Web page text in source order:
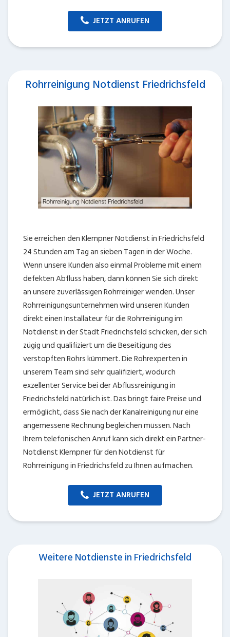
JETZT ANRUFEN
Rohrreinigung Notdienst Friedrichsfeld
Sie erreichen den Klempner Notdienst in Friedrichsfeld
24 Stunden am Tag an sieben Tagen in der Woche.
Wenn unsere Kunden also einmal Probleme mit einem
defekten Abfluss haben, dann können Sie sich direkt
an unsere zuverlässigen Rohrreiniger wenden. Unser
Rohrreinigungsunternehmen wird unseren Kunden
direkt einen Installateur für die Rohrreinigung im
Notdienst in der Stadt Friedrichsfeld schicken, der sich
zügig und qualifiziert um die Beseitigung des
verstopften Rohrs kümmert. Die Rohrexperten in
unserem Team sind sehr qualifiziert, wodurch
exzellenter Service bei der Abflussreinigung in
Friedrichsfeld natürlich ist. Das bringt faire Preise und
ermöglicht, dass Sie nach der Kanalreinigung nur eine
angemessene Rechnung begleichen müssen. Nach
Ihrem telefonischen Anruf kann sich direkt ein Partner-
Notdienst Klempner für den Notdienst für
Rohrreinigung in Friedrichsfeld zu Ihnen aufmachen.
JETZT ANRUFEN
Weitere Notdienste in Friedrichsfeld